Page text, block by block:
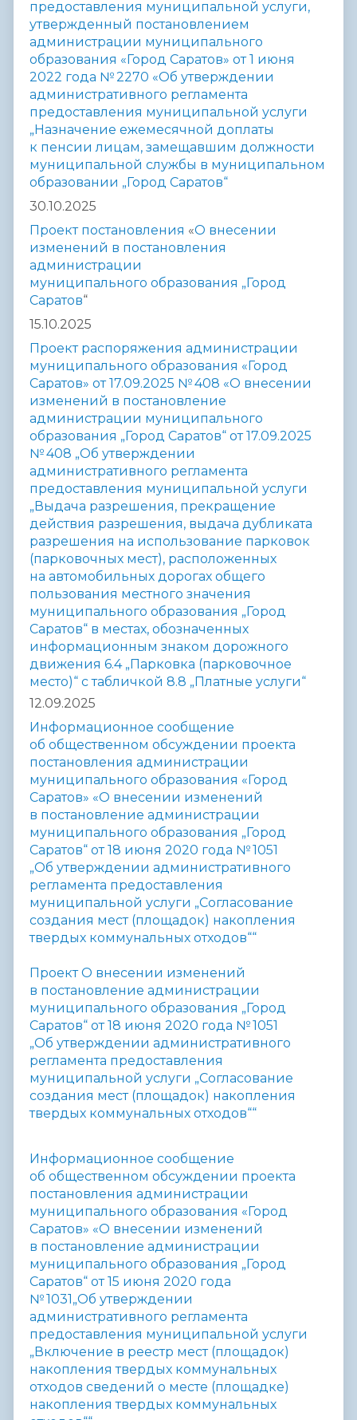
предоставления муниципальной услуги,
утвержденный постановлением
администрации муниципального
образования «Город Саратов» от 1 июня
2022 года № 2270 «Об утверждении
административного регламента
предоставления муниципальной услуги
„Назначение ежемесячной доплаты
к пенсиилицам, замещавшим должности
муниципальной службы в муниципальном
образовании „Город Саратов“
30.10.2025
Проект постановления «О внесении
изменений в постановления
администрации
муниципального образования „Город
Саратов“
15.10.2025
Проект распоряжения администрации
муниципального образования «Город
Саратов» от 17.09.2025 № 408 «О внесении
изменений в постановление
администрации муниципального
образования „Город Саратов“ от 17.09.2025
№ 408 „Об утверждении
административного регламента
предоставления муниципальной услуги
„Выдача разрешения, прекращение
действия разрешения, выдача дубликата
разрешения на использование парковок
(парковочных мест), расположенных
на автомобильных дорогах общего
пользования местного значения
муниципального образования „Город
Саратов“ в местах, обозначенных
информационным знаком дорожного
движения 6.4 „Парковка (парковочное
место)“ с табличкой 8.8 „Платные услуги“
12.09.2025
Информационное сообщение
об общественном обсуждении проекта
постановления администрации
муниципального образования «Город
Саратов» «О внесении изменений
в постановление администрации
муниципального образования „Город
Саратов“ от 18 июня 2020 года № 1051
„Об утверждении административного
регламента предоставления
муниципальной услуги „Согласование
создания мест (площадок) накопления
твердых коммунальных отходов““
Проект О внесении изменений
в постановление администрации
муниципального образования „Город
Саратов“ от 18 июня 2020 года № 1051
„Об утверждении административного
регламента предоставления
муниципальной услуги „Согласование
создания мест (площадок) накопления
твердых коммунальных отходов““
Информационное сообщение
об общественном обсуждении проекта
постановления администрации
муниципального образования «Город
Саратов» «О внесении изменений
в постановление администрации
муниципального образования „Город
Саратов“ от 15 июня 2020 года
№ 1031„Об утверждении
административного регламента
предоставления муниципальной услуги
„Включение в реестр мест (площадок)
накопления твердых коммунальных
отходов сведений о месте (площадке)
накопления твердых коммунальных